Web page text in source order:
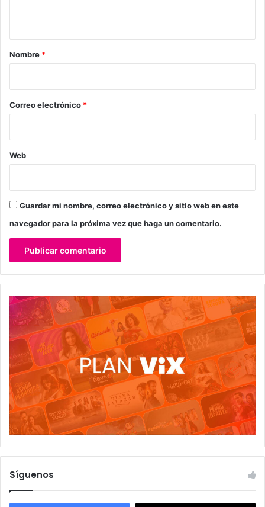
r
*
Nombre *
Correo electrónico *
Web
Guardar mi nombre, correo electrónico y sitio web en este
navegador para la próxima vez que haga un comentario.
Síguenos